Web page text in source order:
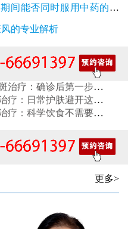
间能否同时服用中药的深
的专业解析
院：白斑患者康复训练指导手册
诊疗：收费透明化说明
移植手术：需要满足哪些条件？
院：白斑患者线上复诊操作步骤
疗：确诊后第一步该做什么
日常护肤避开这些刺激成分
：科学饮食不需要过度忌口
白斑诊疗收费明细公开
更多>